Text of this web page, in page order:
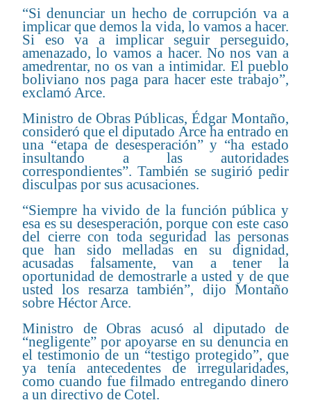
“Si denunciar un hecho de corrupción va a
implicar que demos la vida, lo vamos a hacer.
Si eso va a implicar seguir perseguido,
amenazado, lo vamos a hacer. No nos van a
amedrentar, no os van a intimidar. El pueblo
boliviano nos paga para hacer este trabajo”,
exclamó Arce.
Ministro de Obras Públicas, Édgar Montaño,
consideró que el diputado Arce ha entrado en
una “etapa de desesperación” y “ha estado
insultando a las autoridades
correspondientes”. También se sugirió pedir
disculpas por sus acusaciones.
“Siempre ha vivido de la función pública y
esa es su desesperación, porque con este caso
del cierre con toda seguridad las personas
que han sido melladas en su dignidad,
acusadas falsamente, van a tener la
oportunidad de demostrarle a usted y de que
usted los resarza también”, dijo Montaño
sobre Héctor Arce.
Ministro de Obras acusó al diputado de
“negligente” por apoyarse en su denuncia en
el testimonio de un “testigo protegido”, que
ya tenía antecedentes de irregularidades,
como cuando fue filmado entregando dinero
a un directivo de Cotel.